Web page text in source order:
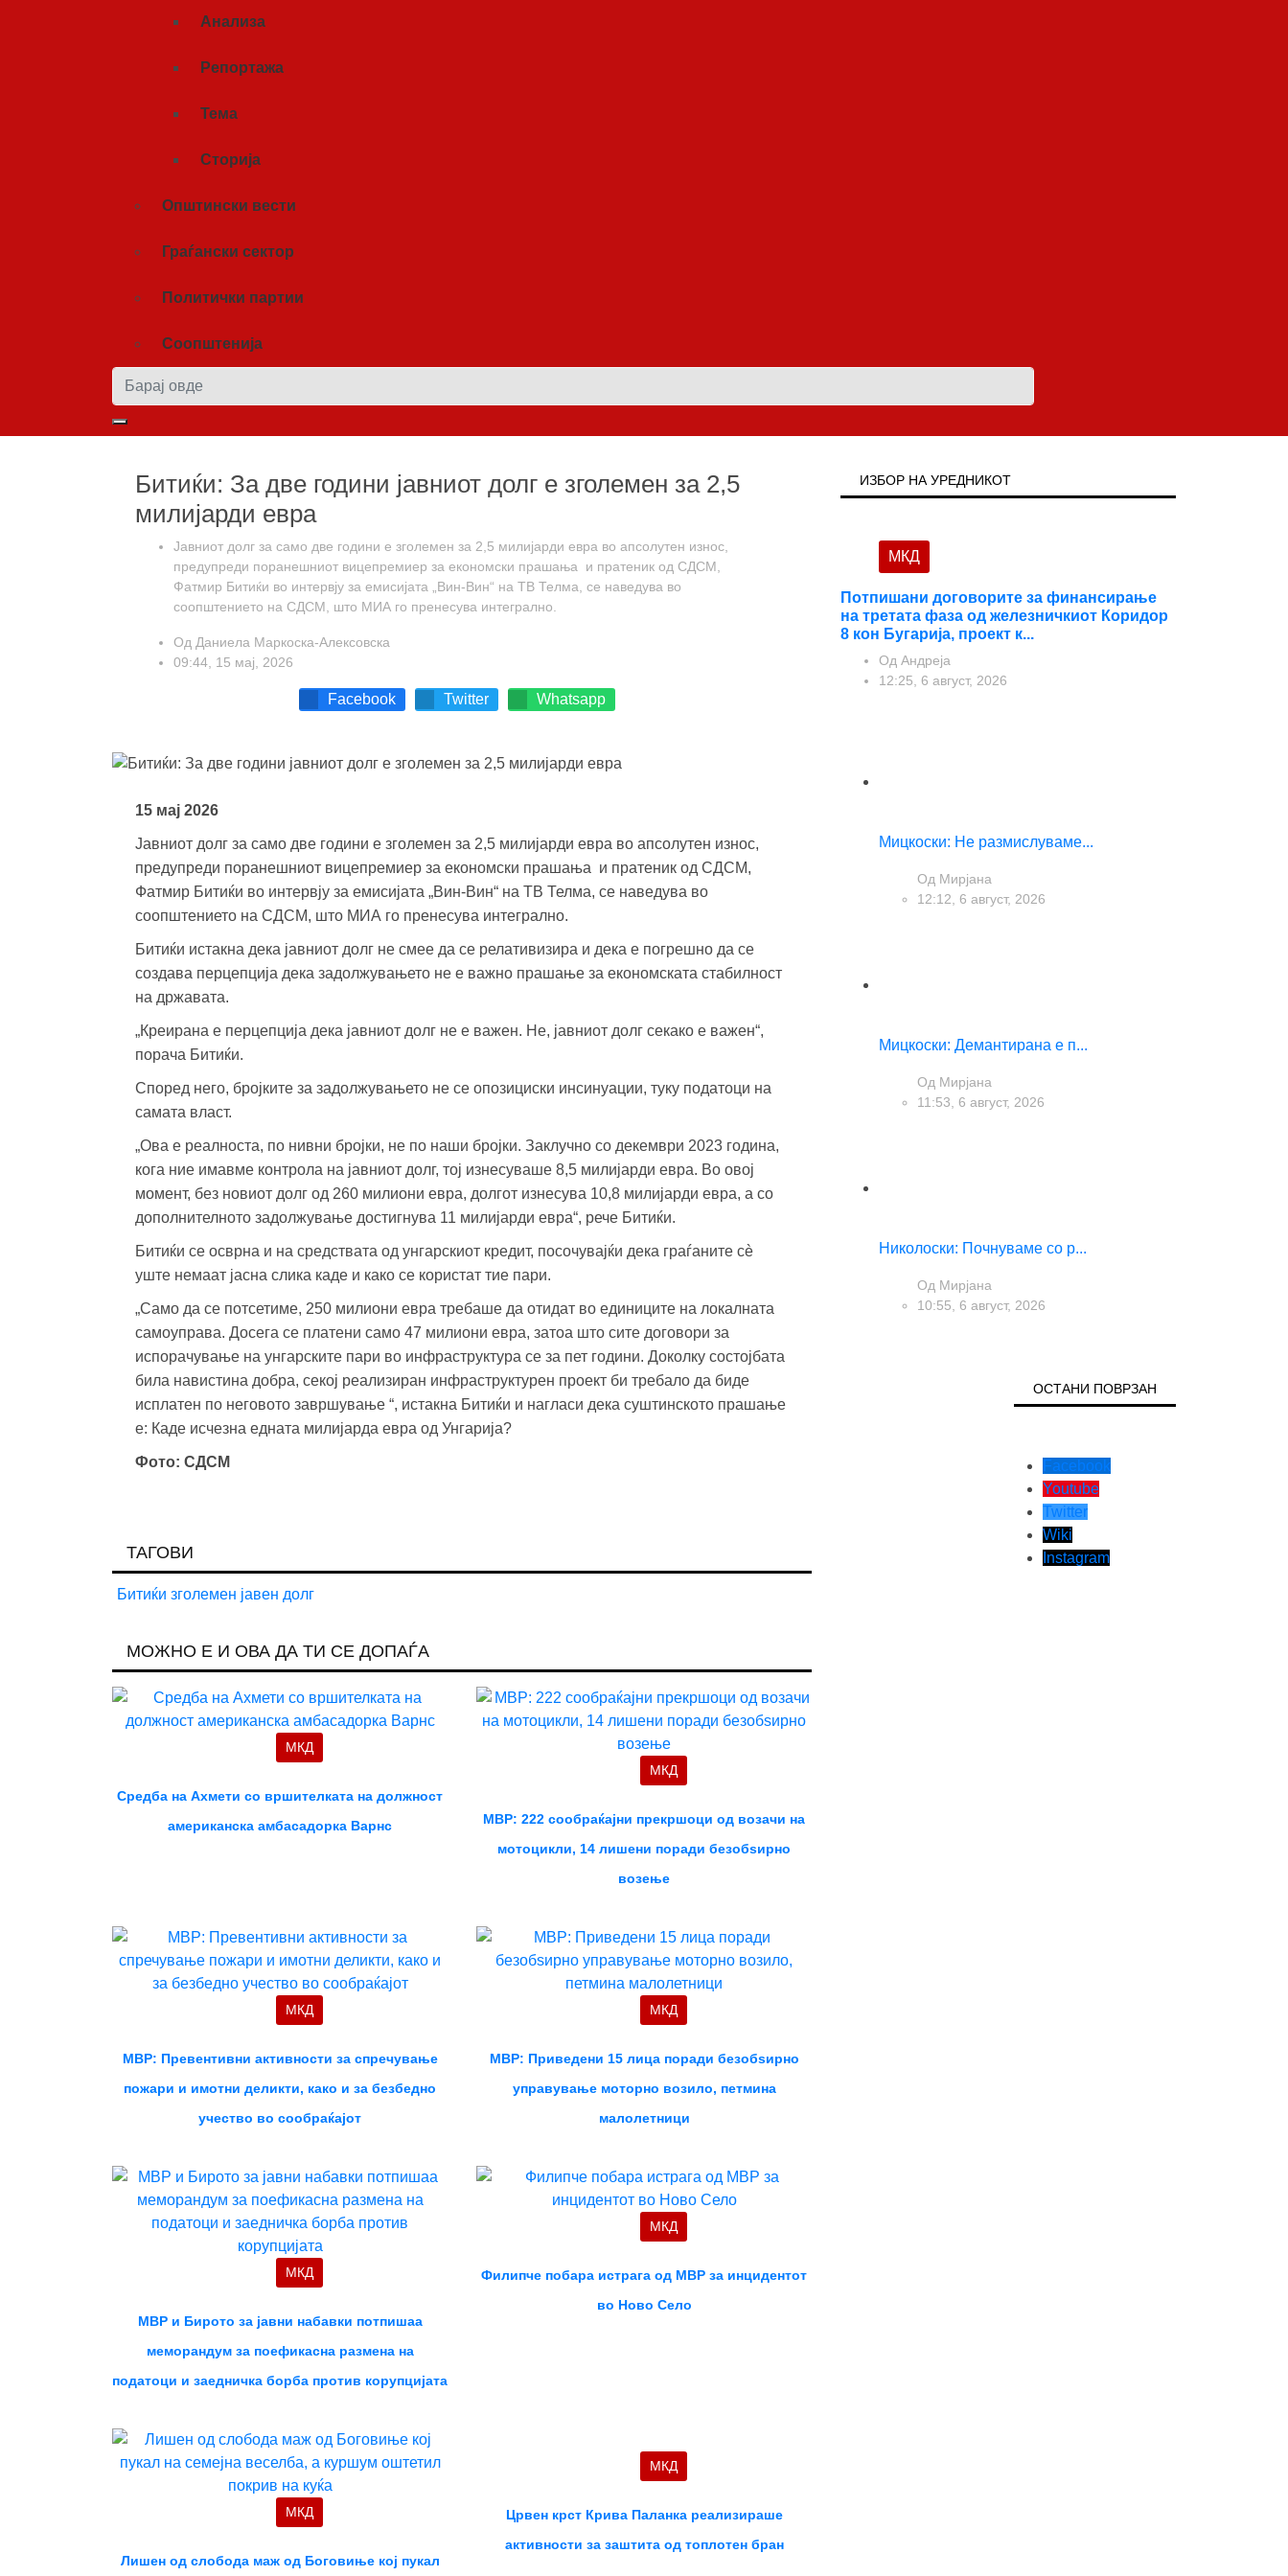
Анализа
Репортажа
Тема
Сторија
Општински вести
Граѓански сектор
Политички партии
Соопштенија
Битиќи: За две години јавниот долг е зголемен за 2,5
милијарди евра
Јавниот долг за само две години е зголемен за 2,5 милијарди евра во апсолутен износ,
предупреди поранешниот вицепремиер за економски прашања и пратеник од СДСМ,
Фатмир Битиќи во интервју за емисијата „Вин-Вин“ на ТВ Телма, се наведува во
соопштението на СДСМ, што МИА го пренесува интегрално.
Од Даниела Маркоска-Алексовска
09:44, 15 мај, 2026
Facebook Twitter Whatsapp
15 мај 2026
Јавниот долг за само две години е зголемен за 2,5 милијарди евра во апсолутен износ,
предупреди поранешниот вицепремиер за економски прашања и пратеник од СДСМ,
Фатмир Битиќи во интервју за емисијата „Вин-Вин“ на ТВ Телма, се наведува во
соопштението на СДСМ, што МИА го пренесува интегрално.
Битиќи истакна дека јавниот долг не смее да се релативизира и дека е погрешно да се
создава перцепција дека задолжувањето не е важно прашање за економската стабилност
на државата.
„Креирана е перцепција дека јавниот долг не е важен. Не, јавниот долг секако е важен“,
порача Битиќи.
Според него, бројките за задолжувањето не се опозициски инсинуации, туку податоци на
самата власт.
„Ова е реалноста, по нивни бројки, не по наши бројки. Заклучно со декември 2023 година,
кога ние имавме контрола на јавниот долг, тој изнесуваше 8,5 милијарди евра. Во овој
момент, без новиот долг од 260 милиони евра, долгот изнесува 10,8 милијарди евра, а со
дополнителното задолжување достигнува 11 милијарди евра“, рече Битиќи.
Битиќи се осврна и на средствата од унгарскиот кредит, посочувајќи дека граѓаните сè
уште немаат јасна слика каде и како се користат тие пари.
„Само да се потсетиме, 250 милиони евра требаше да отидат во единиците на локалната
самоуправа. Досега се платени само 47 милиони евра, затоа што сите договори за
испорачување на унгарските пари во инфраструктура се за пет години. Доколку состојбата
била навистина добра, секој реализиран инфраструктурен проект би требало да биде
исплатен по неговото завршување “, истакна Битиќи и нагласи дека суштинското прашање
е: Каде исчезна едната милијарда евра од Унгарија?
Фото: СДСМ
ТАГОВИ
Битиќи зголемен јавен долг
МОЖНО Е И ОВА ДА ТИ СЕ ДОПАЃА
МКД
Средба на Ахмети со вршителката на должност
американска амбасадорка Варнс
МКД
МВР: 222 сообраќајни прекршоци од возачи на
мотоцикли, 14 лишени поради безобѕирно
возење
МКД
МВР: Превентивни активности за спречување
пожари и имотни деликти, како и за безбедно
учество во сообраќајот
МКД
МВР: Приведени 15 лица поради безобѕирно
управување моторно возило, петмина
малолетници
МКД
МВР и Бирото за јавни набавки потпишаа
меморандум за поефикасна размена на
податоци и заедничка борба против корупцијата
МКД
Филипче побара истрага од МВР за инцидентот
во Ново Село
МКД
Лишен од слобода маж од Боговиње кој пукал
МКД
Црвен крст Крива Паланка реализираше
активности за заштита од топлотен бран
ИЗБОР НА УРЕДНИКОТ
МКД
Потпишани договорите за финансирање
на третата фаза од железничкиот Коридор
8 кон Бугарија, проект к...
Од Андреја
12:25, 6 август, 2026
Мицкоски: Не размислуваме...
Од Мирјана
12:12, 6 август, 2026
Мицкоски: Демантирана е п...
Од Мирјана
11:53, 6 август, 2026
Николоски: Почнуваме со р...
Од Мирјана
10:55, 6 август, 2026
ОСТАНИ ПОВРЗАН
Facebook
Youtube
Twitter
Wiki
Instagram